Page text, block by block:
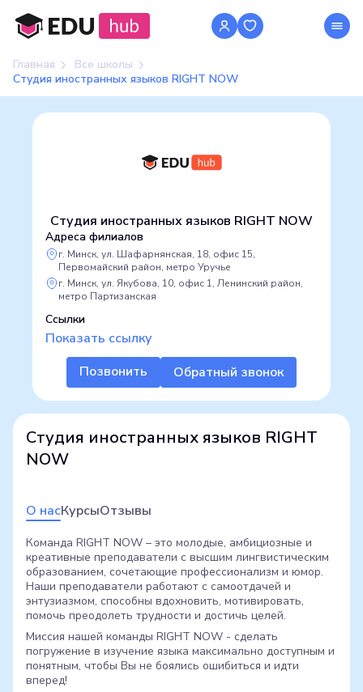
Главная
Все школы
Студия иностранных языков RIGHT NOW
Студия иностранных языков RIGHT
NOW
О насКурсыОтзывы
Команда RIGHT NOW – это молодые, амбициозные и
креативные преподаватели с высшим лингвистическим
образованием, сочетающие профессионализм и юмор.
Наши преподаватели работают с самоотдачей и
энтузиазмом, способны вдохновить, мотивировать,
помочь преодолеть трудности и достичь целей.
Миссия нашей команды RIGHT NOW - сделать
погружение в изучение языка максимально доступным и
понятным, чтобы Вы не боялись ошибиться и идти
вперед!
Студия иностранных языков RIGHT NOW
Адреса филиалов
г. Минск, ул. Шафарнянская, 18, офис 15,
Первомайский район, метро Уручье
г. Минск, ул. Якубова, 10, офис 1, Ленинский район,
метро Партизанская
Ссылки
Показать ссылку
Позвонить
Обратный звонок